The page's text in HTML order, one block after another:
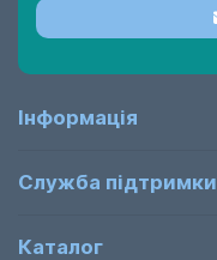
Інформація
Служба підтримки
Каталог